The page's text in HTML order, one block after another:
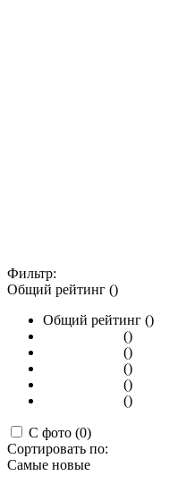
Фильтр:
Общий рейтинг ()
Общий рейтинг ()
()
()
()
()
()
С фото (0)
Сортировать по:
Самые новые